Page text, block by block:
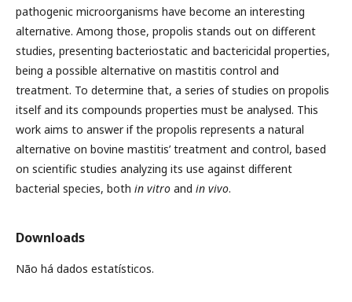
pathogenic microorganisms have become an interesting
alternative. Among those, propolis stands out on different
studies, presenting bacteriostatic and bactericidal properties,
being a possible alternative on mastitis control and
treatment. To determine that, a series of studies on propolis
itself and its compounds properties must be analysed. This
work aims to answer if the propolis represents a natural
alternative on bovine mastitis’ treatment and control, based
on scientific studies analyzing its use against different
bacterial species, both in vitro and in vivo.
Downloads
Não há dados estatísticos.